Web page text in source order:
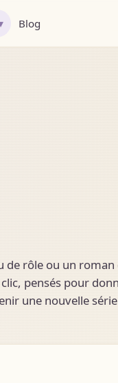
Blog
rôle ou un roman
pensés pour
une nouvelle